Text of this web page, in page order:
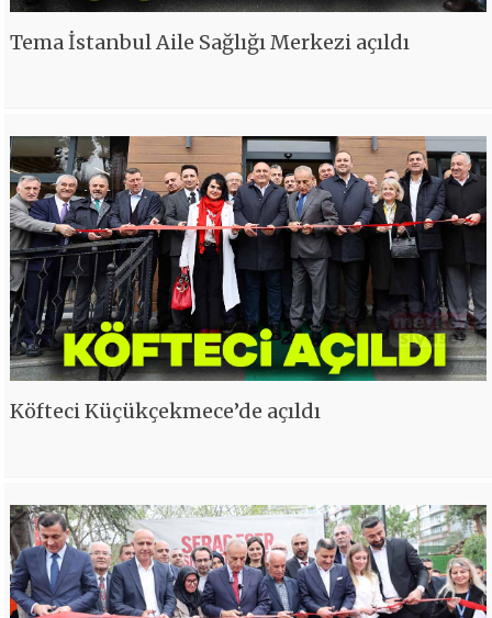
Tema İstanbul Aile Sağlığı Merkezi açıldı
Köfteci Küçükçekmece’de açıldı